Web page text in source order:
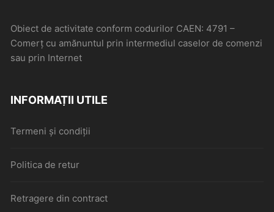
Obiect de activitate conform codurilor CAEN: 4791 –
Comerţ cu amănuntul prin intermediul caselor de comenzi
sau prin Internet
INFORMAȚII UTILE
Termeni și condiții
Politica de retur
Retragere din contract